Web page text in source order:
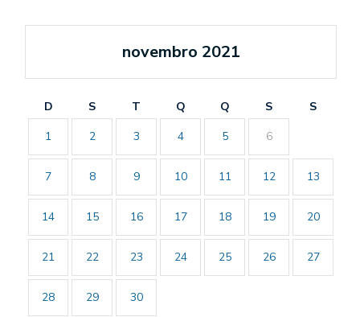
novembro 2021
D S T Q Q S
S
1
2 3 4 5 6
7 8 9 10 11 12 13
14 15 16 17 18 19 20
21 22 23 24 25 26 27
28 29 30